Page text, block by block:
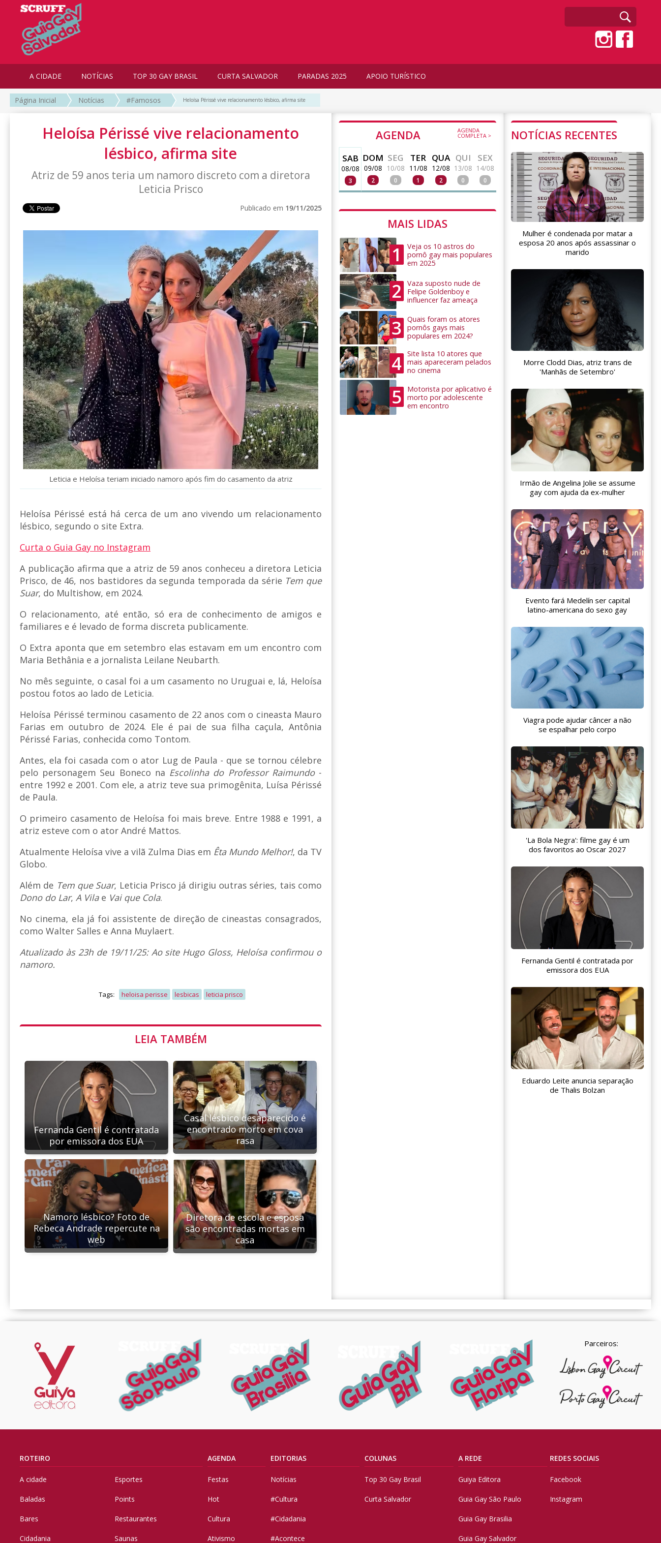
A CIDADE NOTÍCIAS TOP 30 GAY BRASIL CURTA SALVADOR PARADAS 2025 APOIO TURÍSTICO
Página Inicial Notícias #Famosos Heloísa Périssé vive relacionamento lésbico, afirma site
Heloísa Périssé vive relacionamento
lésbico, afirma site
Atriz de 59 anos teria um namoro discreto com a diretora
Leticia Prisco
Publicado em 19/11/2025
Leticia e Heloísa teriam iniciado namoro após fim do casamento da atriz
Heloísa Périssé está há cerca de um ano vivendo um relacionamento
lésbico, segundo o site Extra.
Curta o Guia Gay no Instagram
A publicação afirma que a atriz de 59 anos conheceu a diretora Leticia
Prisco, de 46, nos bastidores da segunda temporada da série Tem que
Suar, do Multishow, em 2024.
O relacionamento, até então, só era de conhecimento de amigos e
familiares e é levado de forma discreta publicamente.
O Extra aponta que em setembro elas estavam em um encontro com
Maria Bethânia e a jornalista Leilane Neubarth.
No mês seguinte, o casal foi a um casamento no Uruguai e, lá, Heloísa
postou fotos ao lado de Leticia.
Heloísa Périssé terminou casamento de 22 anos com o cineasta Mauro
Farias em outubro de 2024. Ele é pai de sua filha caçula, Antônia
Périssé Farias, conhecida como Tontom.
Antes, ela foi casada com o ator Lug de Paula - que se tornou célebre
pelo personagem Seu Boneco na Escolinha do Professor Raimundo-
entre 1992 e 2001. Com ele, a atriz teve sua primogênita, Luísa Périssé
de Paula.
O primeiro casamento de Heloísa foi mais breve. Entre 1988 e 1991, a
atriz esteve com o ator André Mattos.
Atualmente Heloísa vive a vilã Zulma Dias em Êta Mundo Melhor!, da TV
Globo.
Além de Tem que Suar, Leticia Prisco já dirigiu outras séries, tais como
Dono do Lar, A Vilae Vai que Cola.
No cinema, ela já foi assistente de direção de cineastas consagrados,
como Walter Salles e Anna Muylaert.
Atualizado às 23h de 19/11/25: Ao site Hugo Gloss, Heloísa confirmou o
namoro.
Tags: heloisa perisse lesbicas leticia prisco
LEIA TAMBÉM
Fernanda Gentil é contratada
por emissora dos EUA
Casal lésbico desaparecido é
encontrado morto em cova
rasa
Namoro lésbico? Foto de
Rebeca Andrade repercute na
web
Diretora de escola e esposa
são encontradas mortas em
casa
AGENDA AGENDA
COMPLETA >
SAB
08/08
3
DOM
09/08
2
SEG
10/08
0
TER
11/08
1
QUA
12/08
2
QUI
13/08
0
SEX
14/08
0
MAIS LIDAS
1
Veja os 10 astros do
pornô gay mais populares
em 2025
2
Vaza suposto nude de
Felipe Goldenboy e
influencer faz ameaça
3
Quais foram os atores
pornôs gays mais
populares em 2024?
4
Site lista 10 atores que
mais apareceram pelados
no cinema
5
Motorista por aplicativo é
morto por adolescente
em encontro
NOTÍCIAS RECENTES
Mulher é condenada por matar a
esposa 20 anos após assassinar o
marido
Morre Clodd Dias, atriz trans de
'Manhãs de Setembro'
Irmão de Angelina Jolie se assume
gay com ajuda da ex-mulher
Evento fará Medelín ser capital
latino-americana do sexo gay
Viagra pode ajudar câncer a não
se espalhar pelo corpo
'La Bola Negra': filme gay é um
dos favoritos ao Oscar 2027
Fernanda Gentil é contratada por
emissora dos EUA
Eduardo Leite anuncia separação
de Thalis Bolzan
Parceiros:
ROTEIRO
A cidade
Baladas
Bares
Cidadania
Esportes
Points
Restaurantes
Saunas
AGENDA
Festas
Hot
Cultura
Ativismo
EDITORIAS
Notícias
#Cultura
#Cidadania
#Acontece
COLUNAS
Top 30 Gay Brasil
Curta Salvador
A REDE
Guiya Editora
Guia Gay São Paulo
Guia Gay Brasilia
Guia Gay Salvador
REDES SOCIAIS
Facebook
Instagram